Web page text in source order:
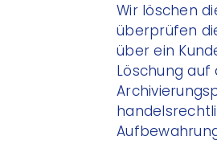
Wir löschen
überprüfen
über ein
Löschung auf